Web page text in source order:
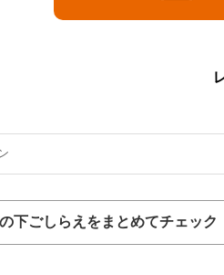
下ごしらえをまとめてチェック